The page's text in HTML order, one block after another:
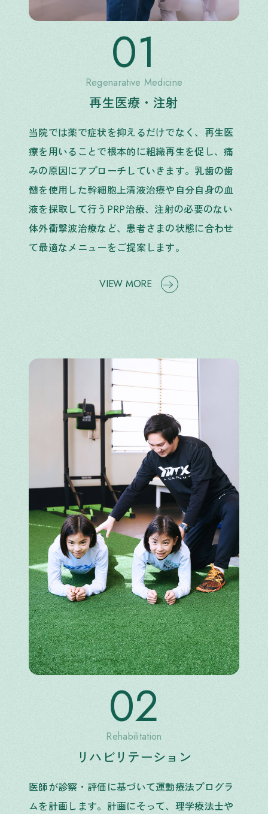
01
Regenarative Medicine
再生医療・注射
当院では薬で症状を抑えるだけでなく、再生医
療を用いることで根本的に組織再生を促し、痛
みの原因にアプローチしていきます。乳歯の歯
髄を使用した幹細胞上清液治療や自分自身の血
液を採取して行うPRP治療、注射の必要のない
体外衝撃波治療など、患者さまの状態に合わせ
て最適なメニューをご提案します。
VIEW MORE
02
Rehabilitation
リハビリテーション
医師が診察・評価に基づいて運動療法プログラ
ムを計画します。計画にそって、理学療法士や